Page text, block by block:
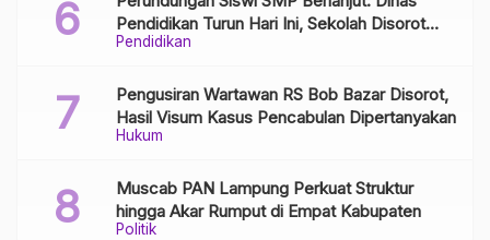
Pendidikan
Pendidikan Turun Hari Ini, Sekolah Disorot
Minim Respons
Hukum
Pengusiran Wartawan RS Bob Bazar Disorot,
Hasil Visum Kasus Pencabulan Dipertanyakan
Politik
Muscab PAN Lampung Perkuat Struktur
hingga Akar Rumput di Empat Kabupaten